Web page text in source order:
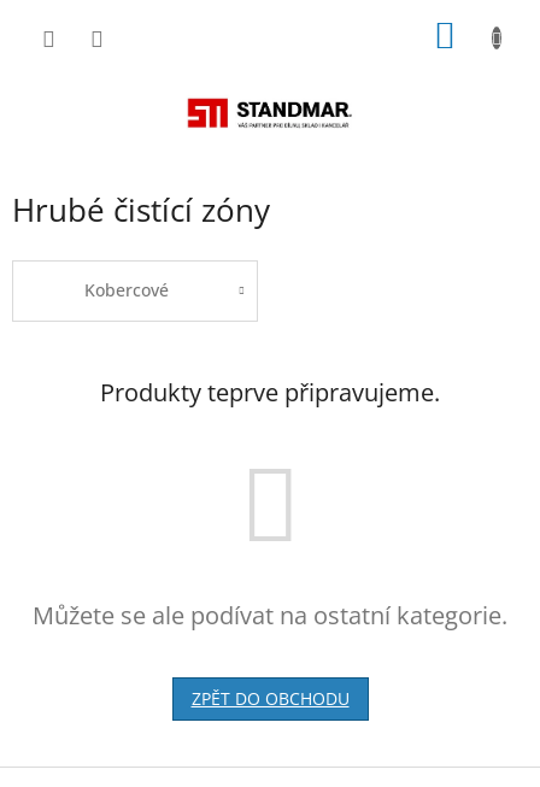
Hrubé čistící zóny
Kobercové
Produkty teprve připravujeme.
Můžete se ale podívat na ostatní kategorie.
ZPĚT DO OBCHODU
Z